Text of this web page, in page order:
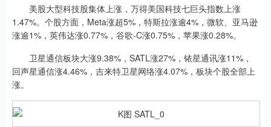
美股大型科技股集体上涨，万得美国科技七巨头指数上涨
1.47%。个股方面，Meta涨超5%，特斯拉涨逾4%，微软、亚马逊
涨逾1%，英伟达涨0.77%，谷歌-C涨0.75%，苹果涨0.28%。
卫星通信板块大涨9.38%，SATL涨27%，铱星通讯涨11%，
回声星通信涨4.46%，吉来特卫星网络涨4.07%，板块个股全部上
涨。